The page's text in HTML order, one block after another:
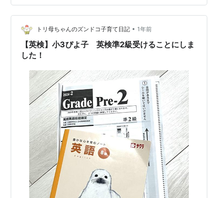
す。 （正確には”経験”） 授業中の生徒とのコミュニケー
ションには、このような雑談めいた話題も絡ませながら
学習内容を展開させることも楽しいものですが、今回は
【YouTubeでたまた…
トリ母ちゃんのズンドコ子育て日記 • 1年前
【英検】小3ぴよ子 英検準2級受けることにしま
した！